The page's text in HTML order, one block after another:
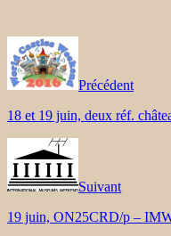
Précédent
18 et 19 juin, deux réf.
Suivant
19 juin, ON25CRD/p –